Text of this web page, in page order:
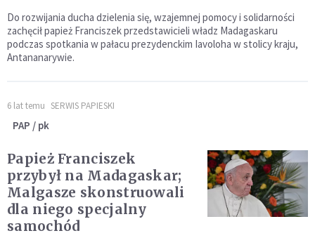
Do rozwijania ducha dzielenia się, wzajemnej pomocy i solidarności
zachęcił papież Franciszek przedstawicieli władz Madagaskaru
podczas spotkania w pałacu prezydenckim Iavoloha w stolicy kraju,
Antananarywie.
6 lat temu SERWIS PAPIESKI
PAP / pk
Papież Franciszek
przybył na Madagaskar;
Malgasze skonstruowali
dla niego specjalny
samochód